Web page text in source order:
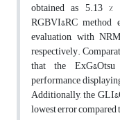
obtained as 5.13 %
RGBVI&RC
evaluation, with
respectively.
that the
performance,
Additionally, the
lowest ‎error compared